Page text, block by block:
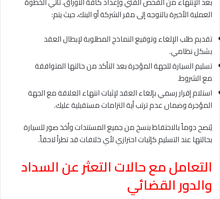
العملية الأخيرة بالتوجه إلى مقر الشركة أو البنك، حيث يتم:
تقديم طلب الإلغاء وتوقيع النماذج المطلوبة لإبطال العقد
بشكل نظامي.
تسليم السيارة للجهة المؤجرة بعد التأكد من حالتها المتوافقة
مع الشروط.
استلام إقرار رسمي بإلغاء العقد لإثبات انتهاء العلاقة مع الجهة
المؤجرة وضمان عدم ترتب أية التزامات مستقبلية عليك.
يُنصح دوماً بالاحتفاظ بنسخ من جميع المستندات وأخذ صور للسيارة
بحالتها عند التسليم كإثبات احترازي لأي خلافات قد تطرأ لاحقاً.
التعامل مع حالات التعثر عن السداد
والدور القضائي